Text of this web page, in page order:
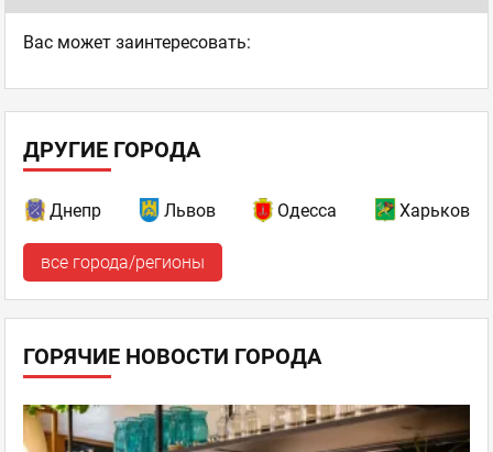
Ваc может заинтересовать:
ДРУГИЕ ГОРОДА
Днепр Львов Одесса Харьков
все города/регионы
ГОРЯЧИЕ НОВОСТИ ГОРОДА